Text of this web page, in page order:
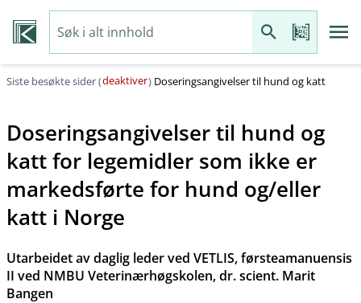
Siste besøkte sider (deaktiver) Doseringsangivelser til hund og katt
Doseringsangivelser til hund og
katt for legemidler som ikke er
markedsførte for hund og​/​eller
katt i Norge
Utarbeidet av daglig leder ved VETLIS, førsteamanuensis
II ved NMBU Veterinærhøgskolen, dr. scient. Marit
Bangen